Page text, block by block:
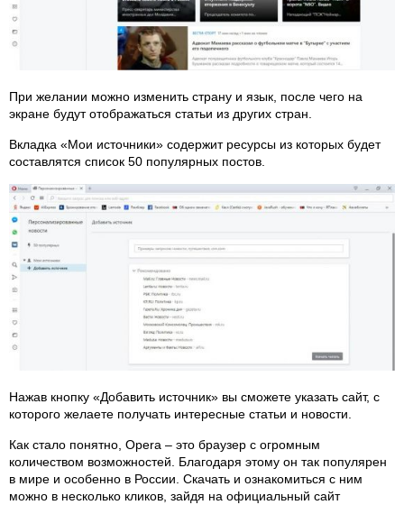
При желании можно изменить страну и язык, после чего на
экране будут отображаться статьи из других стран.
Вкладка «Мои источники» содержит ресурсы из которых будет
составлятся список 50 популярных постов.
Нажав кнопку «Добавить источник» вы сможете указать сайт, с
которого желаете получать интересные статьи и новости.
Как стало понятно, Opera – это браузер с огромным
количеством возможностей. Благодаря этому он так популярен
в мире и особенно в России. Скачать и ознакомиться с ним
можно в несколько кликов, зайдя на официальный сайт